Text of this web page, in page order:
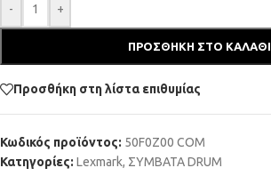
- +
ΠΡΟΣΘΉΚΗ ΣΤΟ ΚΑΛΆΘΙ
Προσθήκη στη λίστα επιθυμίας
Κωδικός προϊόντος: 50F0Z00 COM
Κατηγορίες: Lexmark, ΣΥΜΒΑΤΑ DRUM